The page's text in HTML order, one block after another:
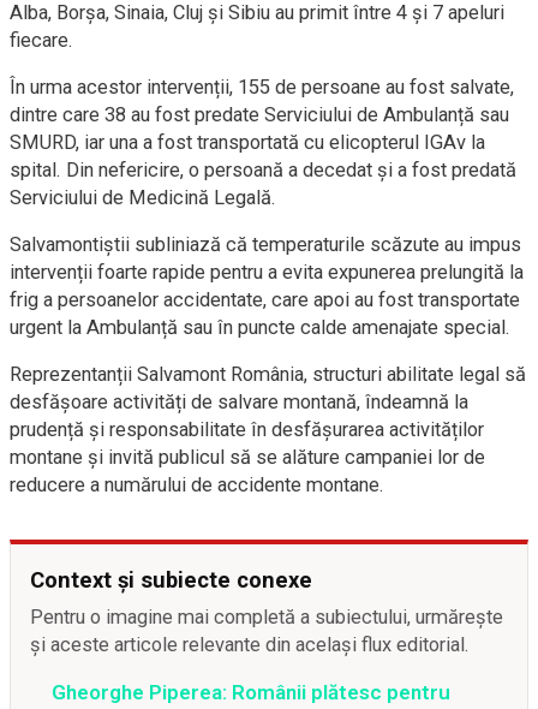
Alba, Borșa, Sinaia, Cluj și Sibiu au primit între 4 și 7 apeluri
fiecare.
În urma acestor intervenții, 155 de persoane au fost salvate,
dintre care 38 au fost predate Serviciului de Ambulanță sau
SMURD, iar una a fost transportată cu elicopterul IGAv la
spital. Din nefericire, o persoană a decedat și a fost predată
Serviciului de Medicină Legală.
Salvamontiștii subliniază că temperaturile scăzute au impus
intervenții foarte rapide pentru a evita expunerea prelungită la
frig a persoanelor accidentate, care apoi au fost transportate
urgent la Ambulanță sau în puncte calde amenajate special.
Reprezentanții Salvamont România, structuri abilitate legal să
desfășoare activități de salvare montană, îndeamnă la
prudență și responsabilitate în desfășurarea activităților
montane și invită publicul să se alăture campaniei lor de
reducere a numărului de accidente montane.
Context și subiecte conexe
Pentru o imagine mai completă a subiectului, urmărește
și aceste articole relevante din același flux editorial.
Gheorghe Piperea: Românii plătesc pentru